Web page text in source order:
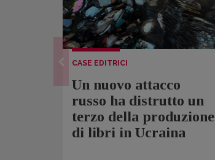
CASE EDITRICI
Un nuovo attacco
russo ha distrutto un
terzo della produzione
di libri in Ucraina